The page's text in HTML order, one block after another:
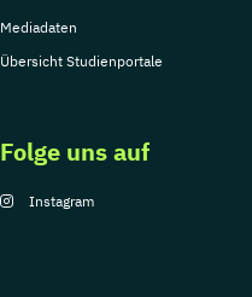
Mediadaten
Übersicht Studienportale
Folge uns auf
Instagram